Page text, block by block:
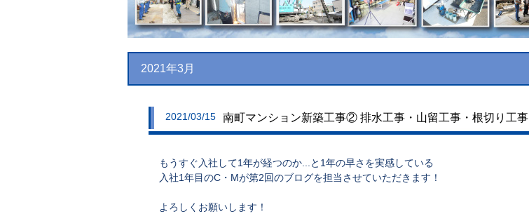
2021年3月
2021/03/15 南町マンション新築工事② 排水工事・山留工事・根切り工事
もうすぐ入社して1年が経つのか...と1年の早さを実感している
入社1年目のC・Mが第2回のブログを担当させていただきます！
よろしくお願いします！